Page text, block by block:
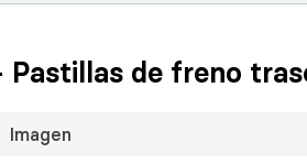
de freno
Imagen